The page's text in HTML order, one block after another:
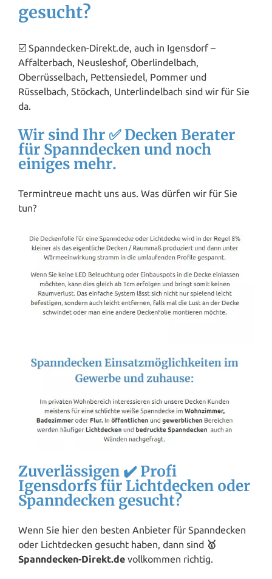
gesucht?
☑️ Spanndecken-Direkt.de, auch in Igensdorf –
Affalterbach, Neusleshof, Oberlindelbach,
Oberrüsselbach, Pettensiedel, Pommer und
Rüsselbach, Stöckach, Unterlindelbach sind wir für Sie
da.
Wir sind Ihr ✅ Decken Berater
für Spanndecken und noch
einiges mehr.
Termintreue macht uns aus. Was dürfen wir für Sie
tun?
Zuverlässigen ✔️ Profi
Igensdorfs für Lichtdecken oder
Spanndecken gesucht?
Wenn Sie hier den besten Anbieter für Spanndecken
oder Lichtdecken gesucht haben, dann sind 🥇
Spanndecken-Direkt.de vollkommen richtig.